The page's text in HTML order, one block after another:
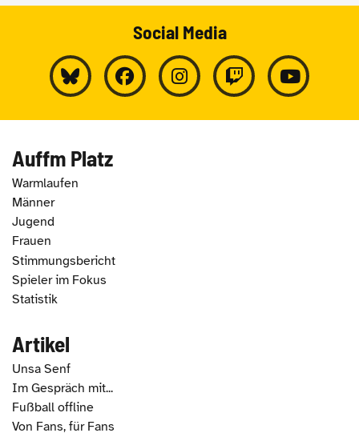
Social Media
Auffm Platz
Warmlaufen
Männer
Jugend
Frauen
Stimmungsbericht
Spieler im Fokus
Statistik
Artikel
Unsa Senf
Im Gespräch mit...
Fußball offline
Von Fans, für Fans